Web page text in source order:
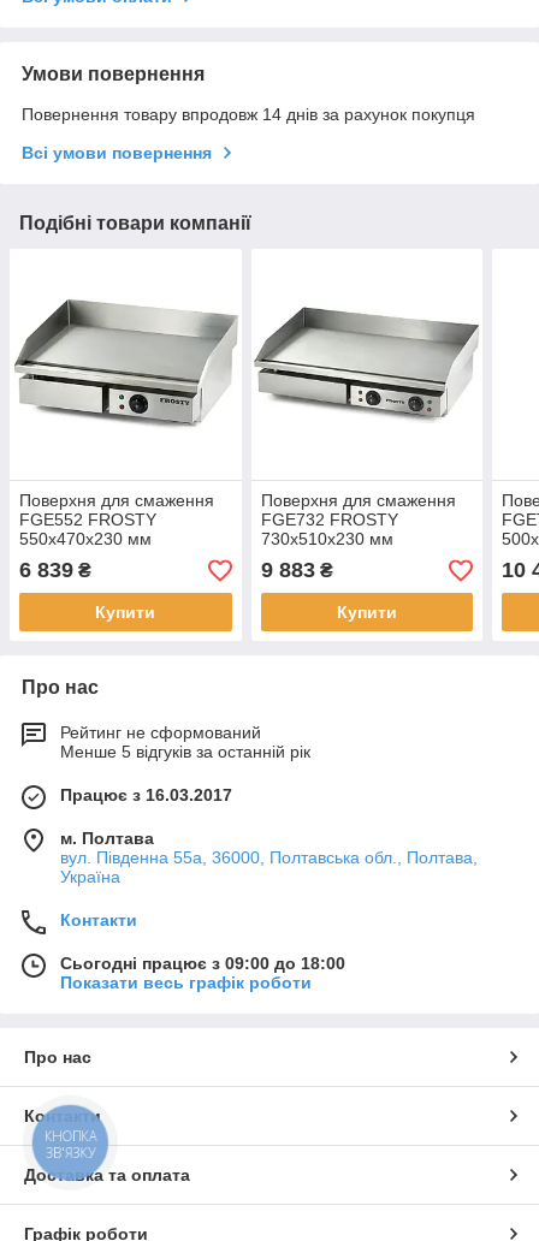
Умови повернення
Повернення товару впродовж 14 днів за рахунок покупця
Всі умови повернення
Подібні товари компанії
Поверхня для смаження
FGE552 FROSTY
550x470x230 мм
(000007344)
6 839 ₴
Купити
Поверхня для смаження
FGE732 FROSTY
730x510x230 мм
(000007346)
9 883₴
Купити
10
Про нас
Рейтинг не сформований
Менше 5 відгуків за останній рік
Працює з 16.03.2017
м. Полтава
вул. Південна 55а, 36000, Полтавська обл., Полтава,
Україна
Контакти
Сьогодні працює з 09:00 до 18:00
Показати весь графік роботи
Про нас
Контакти
Доставка та оплата
Графік роботи
КНОПКА
ЗВ'ЯЗКУ